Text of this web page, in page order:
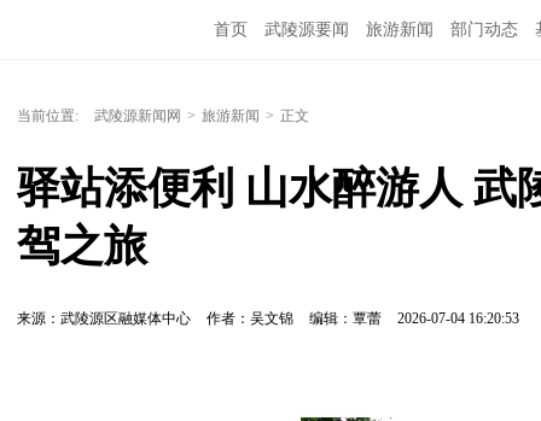
首页 武陵源要闻 旅游新闻 部门动态
当前位置: 武陵源新闻网 > 旅游新闻 > 正文
驿站添便利 山水醉游人 武
驾之旅
来源：武陵源区融媒体中心 作者：吴文锦 编辑：覃蕾 2026-07-04 16:20:53